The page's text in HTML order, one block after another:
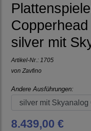
silver mit
Artikel-Nr.: 1705
von Zavfino
Andere Ausführungen:
8.439,00 €